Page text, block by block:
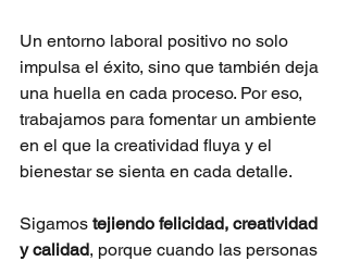
Un entorno laboral positivo no solo
impulsa el éxito, sino que también deja
una huella en cada proceso. Por eso,
trabajamos para fomentar un ambiente
en el que la creatividad fluya y el
bienestar se sienta en cada detalle.
Sigamos tejiendo felicidad, creatividad
y calidad, porque cuando las personas